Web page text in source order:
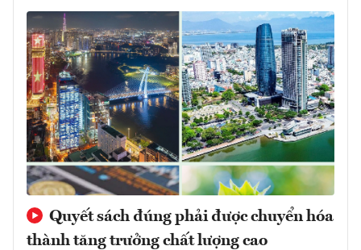
Quyết sách đúng phải được chuyển hóa
thành tăng trưởng chất lượng cao